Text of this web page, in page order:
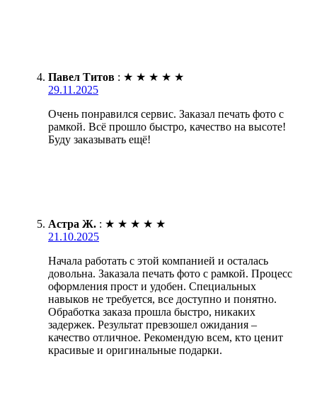
Павел Титов : ★ ★ ★ ★ ★
29.11.2025
Очень понравился сервис. Заказал печать фото с
рамкой. Всё прошло быстро, качество на высоте!
Буду заказывать ещё!
Астра Ж. : ★ ★ ★ ★ ★
21.10.2025
Начала работать с этой компанией и осталась
довольна. Заказала печать фото с рамкой. Процесс
оформления прост и удобен. Специальных
навыков не требуется, все доступно и понятно.
Обработка заказа прошла быстро, никаких
задержек. Результат превзошел ожидания –
качество отличное. Рекомендую всем, кто ценит
красивые и оригинальные подарки.